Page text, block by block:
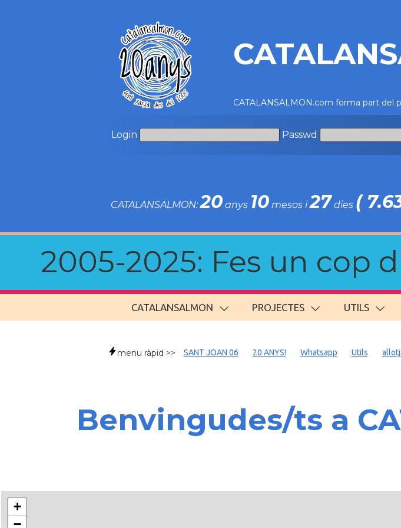
CATALANSALMON.com forma part del
Login Passwd
CATALANSALMON:20 anys 10 mesos i27 dies (
2005-2025: Fes un cop
CATALANSALMON PROJECTES UTILS
menu ràpid >> SANT JOAN 06 20 ANYS! Whatsapp Utils
Benvingudes/ts a
+
−